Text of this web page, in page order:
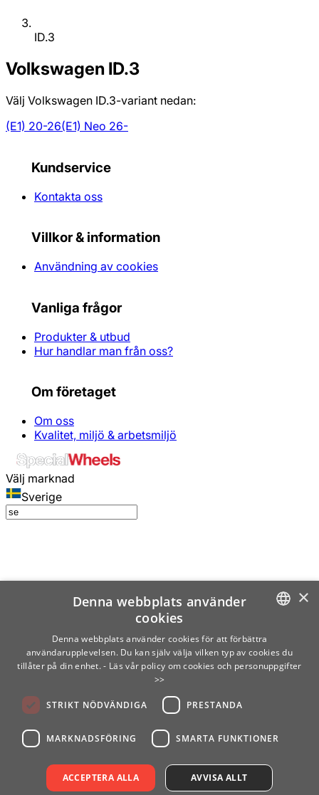
ID.3
Volkswagen ID.3
Välj Volkswagen ID.3-variant nedan:
(E1) 20-26(E1) Neo 26-
Kundservice
Kontakta oss
Villkor & information
Användning av cookies
Vanliga frågor
Produkter & utbud
Hur handlar man från oss?
Om företaget
Om oss
Kvalitet, miljö & arbetsmiljö
Välj marknad
Sverige
SWEDISH
×
Denna webbplats använder
cookies
Denna webbplats använder cookies för att förbättra
användarupplevelsen. Du kan själv välja vilken typ av cookies du
tillåter på din enhet. - Läs vår policy om cookies och personuppgifter
>>
STRIKT NÖDVÄNDIGA PRESTANDA
MARKNADSFÖRING SMARTA FUNKTIONER
ACCEPTERA ALLA AVVISA ALLT